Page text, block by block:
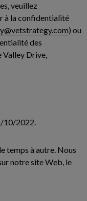
veuillez
à la confidentialité
) ou
des
Valley Drive,
10/2022.
temps à autre. Nous
notre site Web, le